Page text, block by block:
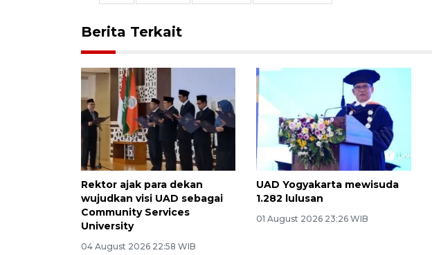
Berita Terkait
Rektor ajak para dekan
wujudkan visi UAD sebagai
Community Services
University
04 August 2026 22:58 WIB
UAD Yogyakarta mewisuda
1.282 lulusan
01 August 2026 23:26 WIB